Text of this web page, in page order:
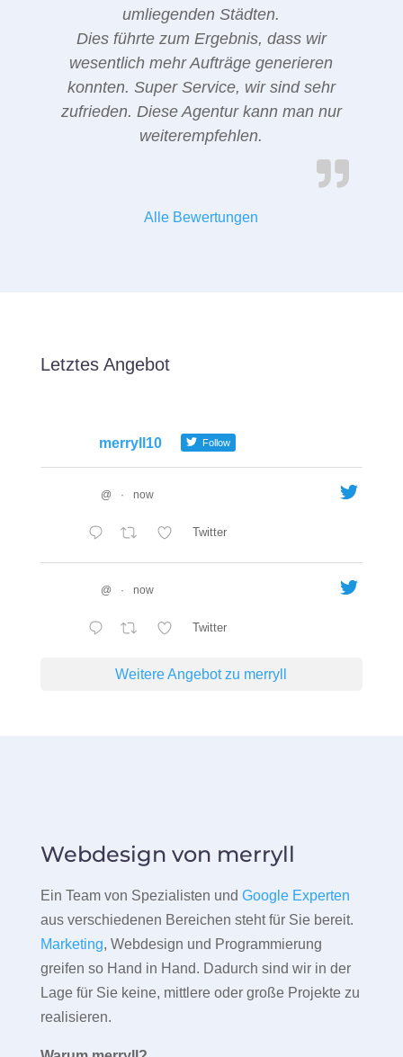
umliegenden Städten.
Dies führte zum Ergebnis, dass wir
wesentlich mehr Aufträge generieren
konnten. Super Service, wir sind sehr
zufrieden. Diese Agentur kann man nur
weiterempfehlen.
Alle Bewertungen
Letztes Angebot
merryll10 Follow
@ · now
Twitter
@ · now
Twitter
Weitere Angebot zu merryll
Webdesign von merryll
Ein Team von Spezialisten und Google Experten
aus verschiedenen Bereichen steht für Sie bereit.
Marketing, Webdesign und Programmierung
greifen so Hand in Hand. Dadurch sind wir in der
Lage für Sie keine, mittlere oder große Projekte zu
realisieren.